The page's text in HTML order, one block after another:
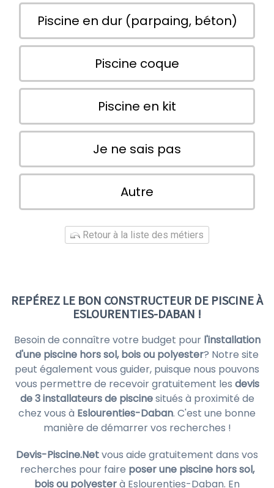
Piscine en dur (parpaing, béton)
Piscine coque
Piscine en kit
Je ne sais pas
Autre
Retour à la liste des métiers
REPÉREZ LE BON CONSTRUCTEUR DE PISCINE À
ESLOURENTIES-DABAN !
Besoin de connaître votre budget pour l'installation
d'une piscine hors sol, bois ou polyester? Notre site
peut également vous guider, puisque nous pouvons
vous permettre de recevoir gratuitement les devis
de 3 installateurs de piscinesitués à proximité de
chez vous à Eslourenties-Daban. C'est une bonne
manière de démarrer vos recherches !
Devis-Piscine.Netvous aide gratuitement dans vos
recherches pour faire poser une piscine hors sol,
bois ou polyesterà Eslourenties-Daban. En